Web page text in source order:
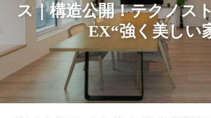
ス｜構造公開！テクノス
EX“強く美しい